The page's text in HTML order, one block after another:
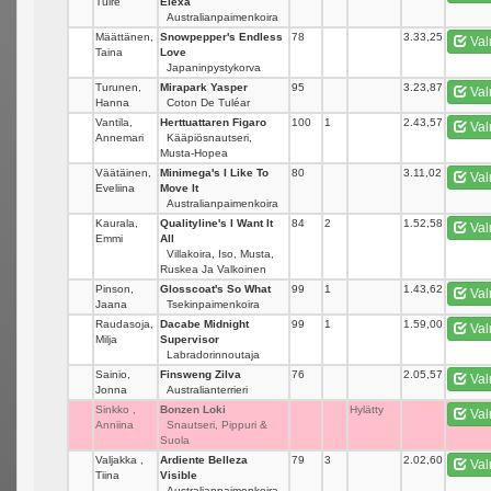
Australianpaimenkoira
Määttänen,
Taina
Snowpepper's Endless
Love
Japaninpystykorva
78 3.33,25
Turunen,
Hanna
Mirapark Yasper
Coton De Tuléar
95 3.23,87
Vantila,
Annemari
Herttuattaren Figaro
Kääpiösnautseri,
Musta-Hopea
100 1 2.43,57
Väätäinen,
Eveliina
Minimega's I Like To
Move It
Australianpaimenkoira
80 3.11,02
Kaurala,
Emmi
Qualityline's I Want It
All
Villakoira, Iso, Musta,
Ruskea Ja Valkoinen
84 2 1.52,58
Pinson,
Jaana
Glosscoat's So What
Tsekinpaimenkoira
99 1 1.43,62
Raudasoja,
Milja
Dacabe Midnight
Supervisor
Labradorinnoutaja
99 1 1.59,00
Sainio,
Jonna
Finsweng Zilva
Australianterrieri
76 2.05,57
Sinkko ,
Anniina
Bonzen Loki
Snautseri, Pippuri &
Suola
Hylätty
Valjakka ,
Tiina
Ardiente Belleza
Visible
79 3 2.02,60